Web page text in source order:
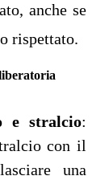
anche se
rispettato.
e stralcio:
con il
una